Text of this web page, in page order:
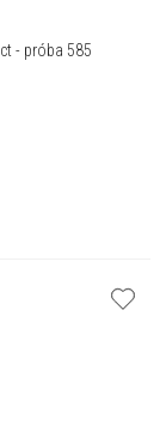
- próba 585